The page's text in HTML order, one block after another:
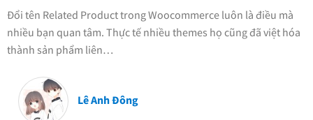
Đổi tên Related Product trong Woocommerce luôn là điều mà
nhiều bạn quan tâm. Thực tế nhiều themes họ cũng đã việt hóa
thành sản phẩm liên…
Lê Anh Đông